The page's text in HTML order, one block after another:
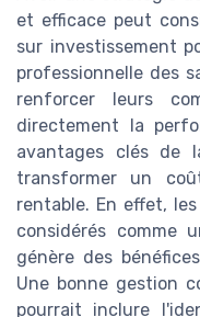
et efficace peut
sur investissement
professionnelle des
renforcer leurs
directement la
avantages clés de
transformer un
rentable. En effet,
considérés comme
génère des
Une bonne gestion
pourrait inclure